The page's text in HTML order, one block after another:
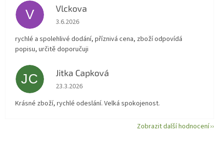
V Vlckova
Hodnocení obchodu je 5 z 5 hvězdiček.
3.6.2026
rychlé a spolehlivé dodání, příznivá cena, zboží odpovídá
popisu, určitě doporučuji
JC Jitka Capková
Hodnocení obchodu je 5 z 5 hvězdiček.
23.3.2026
Krásné zboží, rychlé odeslání. Velká spokojenost.
Zobrazit další hodnocení